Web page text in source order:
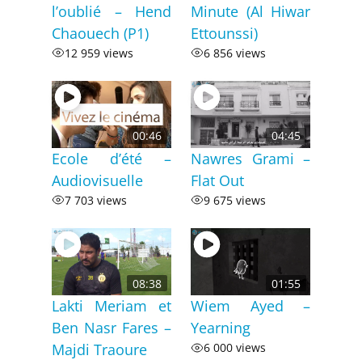
l’oublié – Hend
Chaouech (P1)
12 959 views
Minute (Al Hiwar
Ettounssi)
6 856 views
00:46
Ecole d’été –
Audiovisuelle
7 703 views
04:45
Nawres Grami –
Flat Out
9 675 views
08:38
Lakti Meriam et
Ben Nasr Fares –
Majdi Traoure
01:55
Wiem Ayed –
Yearning
6 000 views